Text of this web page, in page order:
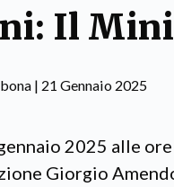
Il
| 21 Gennaio 2025
2025 alle
Giorgio